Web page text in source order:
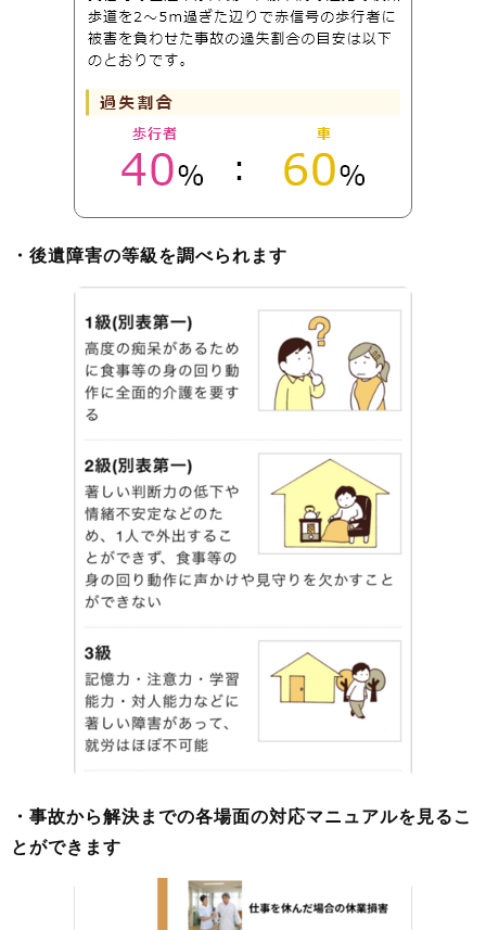
・後遺障害の等級を調べられます
・事故から解決までの各場面の対応マニュアルを見るこ
とができます